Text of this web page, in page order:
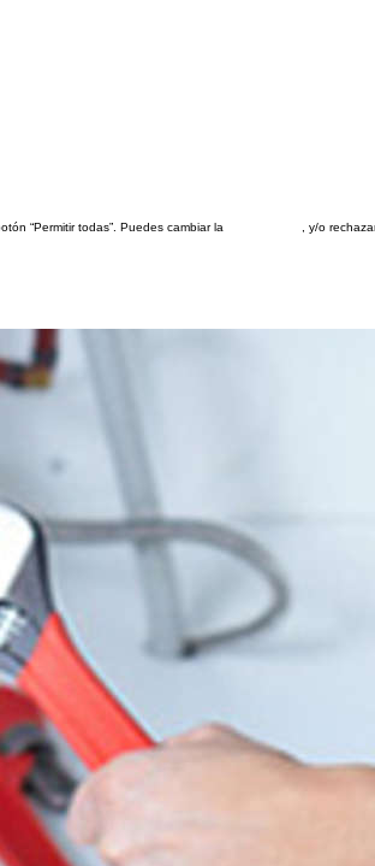
“Permitir todas”. Puedes cambiar la
, y/o